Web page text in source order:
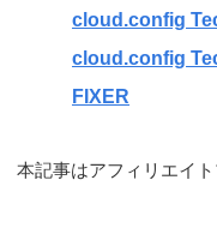
cloud.config
cloud.config
FIXER
本記事はアフィリエイ